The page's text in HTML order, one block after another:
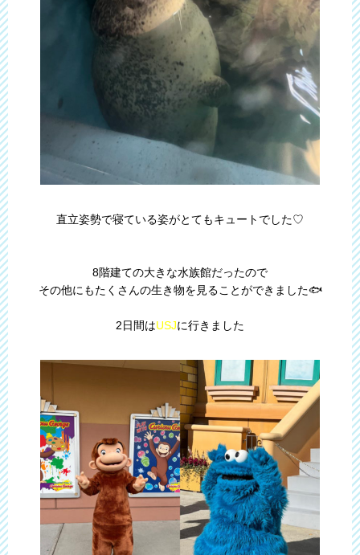
直立姿勢で寝ている姿がとてもキュートでした♡
8階建ての大きな水族館だったので
その他にもたくさんの生き物を見ることができました🐟
2日間はUSJに行きました